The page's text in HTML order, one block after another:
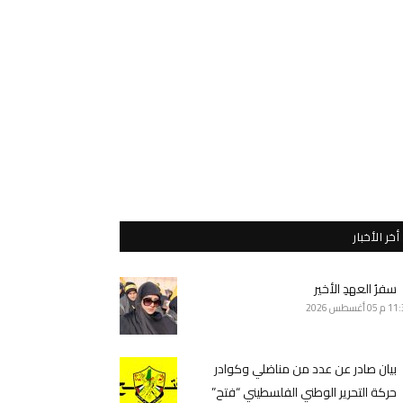
أخر الأخبار
سفرُ العهدِ الأخير
م 05 أغسطس 2026
بيان صادر عن عدد من مناضلي وكوادر
حركة التحرير الوطني الفلسطيني “فتح”